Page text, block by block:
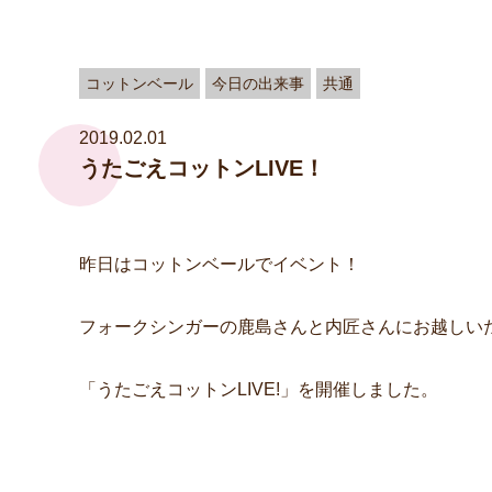
コットンベール 今日の出来事 共通
2019.02.01
うたごえコットンLIVE！
昨日はコットンベールでイベント！
フォークシンガーの鹿島さんと内匠さんにお越しい
「うたごえコットンLIVE!」を開催しました。